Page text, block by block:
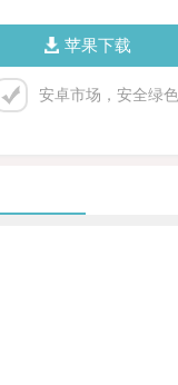
苹果下载
安卓市场，安全绿色